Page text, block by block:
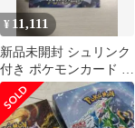
¥ 11,111
新品未開封 シュリンク
付き ポケモンカード サ
イバージャッジ 1BOX